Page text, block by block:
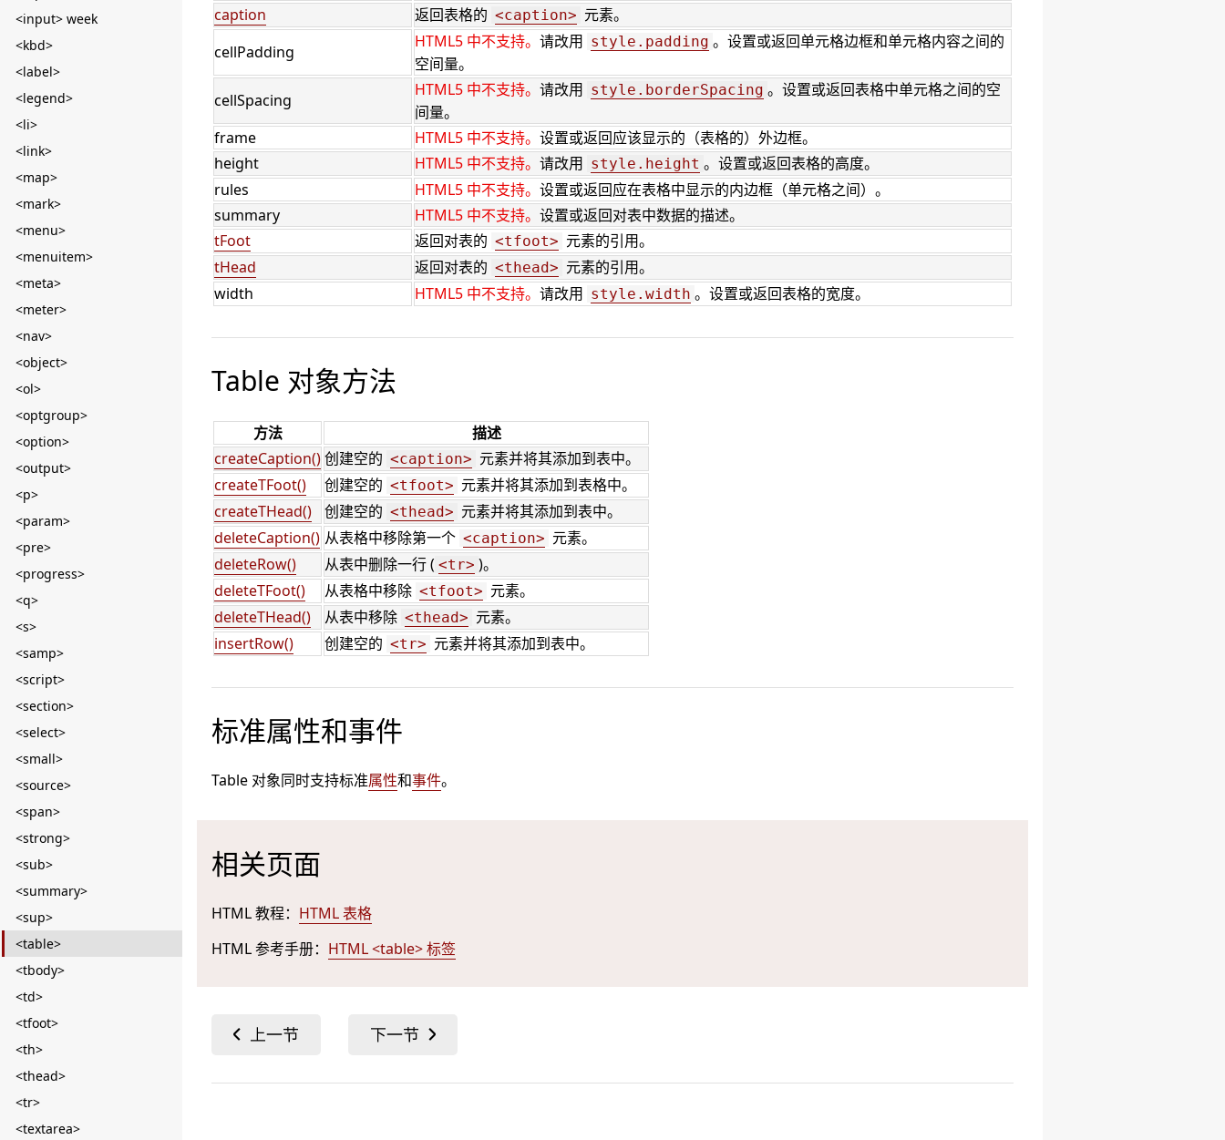
<input> week
<kbd>
<label>
<legend>
<li>
<link>
<map>
<mark>
<menu>
<menuitem>
<meta>
<meter>
<nav>
<object>
<ol>
<optgroup>
<option>
<output>
<p>
<param>
<pre>
<progress>
<q>
<s>
<samp>
<script>
<section>
<select>
<small>
<source>
<span>
<strong>
<sub>
<summary>
<sup>
<table>
<tbody>
<td>
<tfoot>
<th>
<thead>
<tr>
<textarea>
caption
返回表格的 <caption> 元素。
cellPadding
HTML5 中不支持。 请改用 style.padding 。设置或返回单元格边框和单元格内容之间的
空间量。
cellSpacing
HTML5 中不支持。 请改用 style.borderSpacing 。设置或返回表格中单元格之间的空
间量。
frame
HTML5 中不支持。 设置或返回应该显示的（表格的）外边框。
height
HTML5 中不支持。 请改用 style.height 。设置或返回表格的高度。
rules
HTML5 中不支持。 设置或返回应在表格中显示的内边框（单元格之间）。
summary
HTML5 中不支持。 设置或返回对表中数据的描述。
tFoot
返回对表的 <tfoot> 元素的引用。
tHead
返回对表的 <thead> 元素的引用。
width
HTML5 中不支持。 请改用 style.width 。设置或返回表格的宽度。
Table 对象方法
方法
描述
createCaption()创建空的 <caption> 元素并将其添加到表中。
createTFoot()
创建空的 <tfoot> 元素并将其添加到表格中。
createTHead()
创建空的 <thead> 元素并将其添加到表中。
deleteCaption() 从表格中移除第一个 <caption> 元素。
deleteRow()
从表中删除一行 ( <tr> )。
deleteTFoot()
从表格中移除 <tfoot> 元素。
deleteTHead()
从表中移除 <thead> 元素。
insertRow()
创建空的 <tr> 元素并将其添加到表中。
标准属性和事件
Table 对象同时支持标准属性和事件。
相关页面
HTML 教程： HTML 表格
HTML 参考手册： HTML <table> 标签